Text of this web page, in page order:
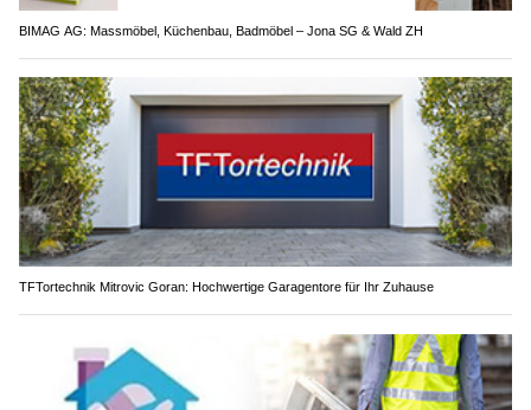
BIMAG AG: Massmöbel, Küchenbau, Badmöbel – Jona SG & Wald ZH
TFTortechnik Mitrovic Goran: Hochwertige Garagentore für Ihr Zuhause